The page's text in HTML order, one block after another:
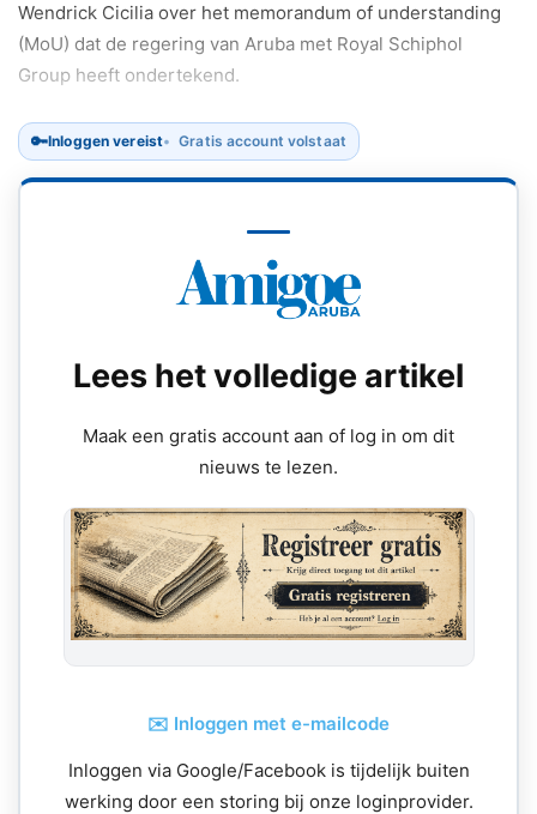
Wendrick Cicilia over het memorandum of understanding
(MoU) dat de regering van Aruba met Royal Schiphol
Group heeft ondertekend.
🔑Inloggen vereist Gratis account volstaat
Lees het volledige artikel
Maak een gratis account aan of log in om dit
nieuws te lezen.
✉️ Inloggen met e-mailcode
Inloggen via Google/Facebook is tijdelijk buiten
werking door een storing bij onze loginprovider.